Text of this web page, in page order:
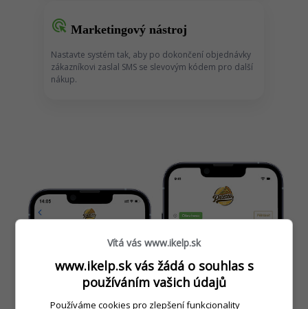
ads_click Marketingový nástroj
Nastavte systém tak, aby po dokončení objednávky
zákazníkovi zaslal SMS se slevovým kódem pro další
nákup.
Vítá vás www.ikelp.sk
www.ikelp.sk vás žádá o souhlas s
používáním vašich údajů
Používáme cookies pro zlepšení funkcionality